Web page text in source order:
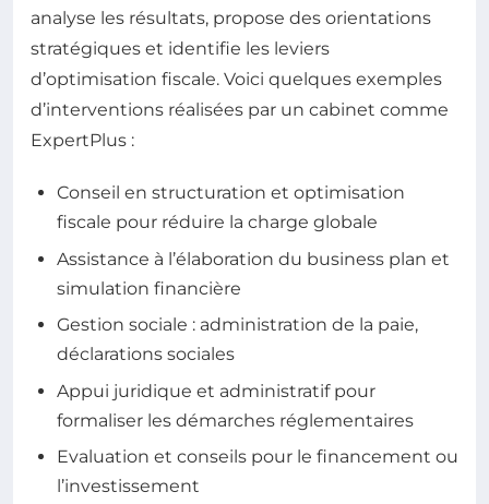
analyse les résultats, propose des orientations
stratégiques et identifie les leviers
d’optimisation fiscale. Voici quelques exemples
d’interventions réalisées par un cabinet comme
ExpertPlus :
Conseil en structuration et optimisation
fiscale pour réduire la charge globale
Assistance à l’élaboration du business plan et
simulation financière
Gestion sociale : administration de la paie,
déclarations sociales
Appui juridique et administratif pour
formaliser les démarches réglementaires
Evaluation et conseils pour le financement ou
l’investissement